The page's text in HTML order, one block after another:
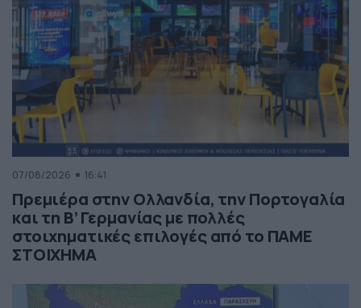
07/08/2026 16:41
Πρεμιέρα στην Ολλανδία, την Πορτογαλία
και τη Β’ Γερμανίας με πολλές
στοιχηματικές επιλογές από το ΠΑΜΕ
ΣΤΟΙΧΗΜΑ